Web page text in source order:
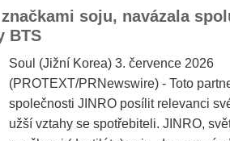
soju, navázala
BTS
Soul (Jižní Korea) 3. července 2026
(PROTEXT/PRNewswire) - Toto
společnosti JINRO posílit relevanci
užší vztahy se spotřebiteli. JINRO,